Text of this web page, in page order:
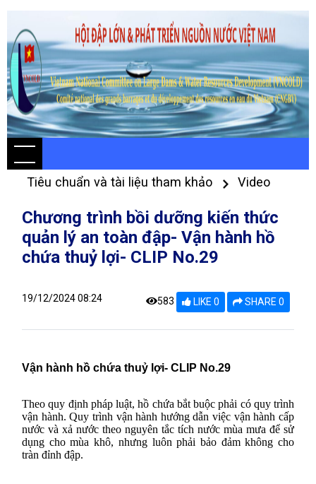
Tiêu chuẩn và tài liệu tham khảo Video
Chương trình bồi dưỡng kiến thức
quản lý an toàn đập- Vận hành hồ
chứa thuỷ lợi- CLIP No.29
19/12/2024 08:24 583 LIKE 0 SHARE 0
Vận hành hồ chứa thuỷ lợi- CLIP No.29
Theo quy định pháp luật, hồ chứa bắt buộc phải có quy trình
vận hành. Quy trình vận hành hướng dẫn việc vận hành cấp
nước và xả nước theo nguyên tắc tích nước mùa mưa để sử
dụng cho mùa khô, nhưng luôn phải bảo đảm không cho
tràn đỉnh đập.